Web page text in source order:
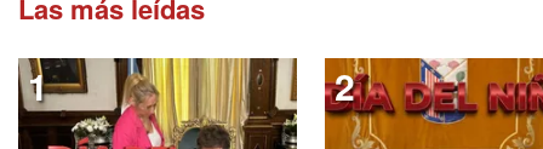
Las más leídas